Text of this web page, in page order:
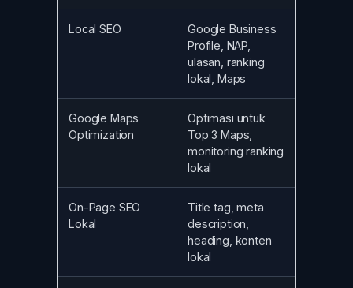
Local SEO
Google Business
Profile, NAP,
ulasan, ranking
lokal, Maps
Google Maps
Optimization
Optimasi untuk
Top 3 Maps,
monitoring ranking
lokal
On-Page SEO
Lokal
Title tag, meta
description,
heading, konten
lokal